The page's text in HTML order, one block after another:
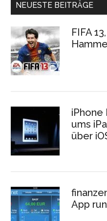
NEUESTE BEITRÄGE
FIFA
iPhone
ums
über
App